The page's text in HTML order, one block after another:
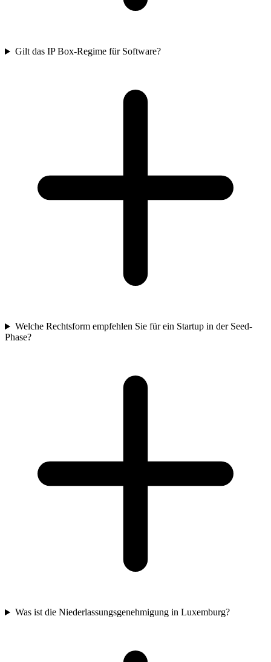
Gilt das IP Box-Regime für Software?
Welche Rechtsform empfehlen Sie für ein Startup in der Seed-
Phase?
Was ist die Niederlassungsgenehmigung in Luxemburg?